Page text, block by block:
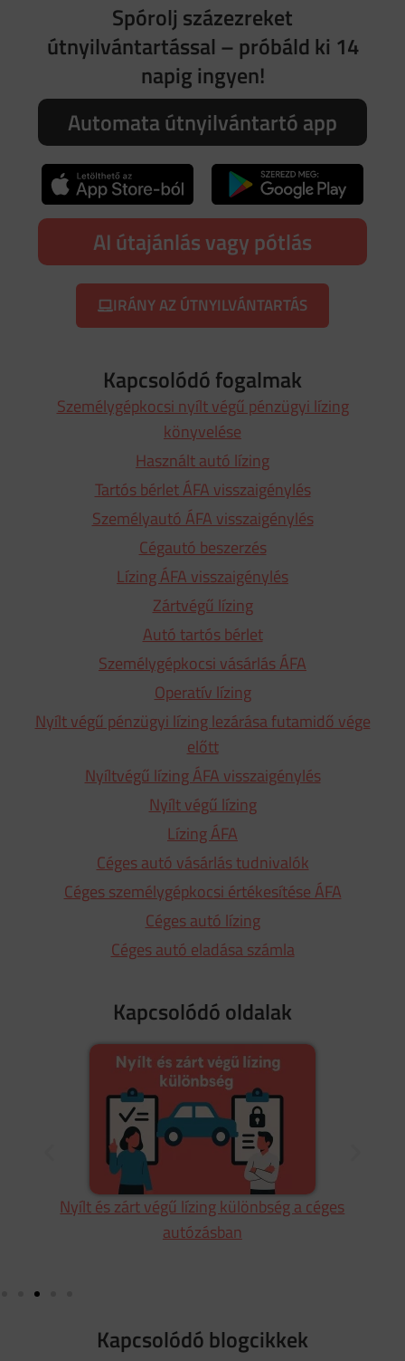
Spórolj százezreket
útnyilvántartással – próbáld ki 14
napig ingyen!
Automata útnyilvántartó app
AI útajánlás vagy pótlás
IRÁNY AZ ÚTNYILVÁNTARTÁS
Kapcsolódó fogalmak
Személygépkocsi nyílt végű pénzügyi lízing
könyvelése
Használt autó lízing
Tartós bérlet ÁFA visszaigénylés
Személyautó ÁFA visszaigénylés
Cégautó beszerzés
Lízing ÁFA visszaigénylés
Zártvégű lízing
Autó tartós bérlet
Személygépkocsi vásárlás ÁFA
Operatív lízing
Nyílt végű pénzügyi lízing lezárása futamidő vége
előtt
Nyíltvégű lízing ÁFA visszaigénylés
Nyílt végű lízing
Lízing ÁFA
Céges autó vásárlás tudnivalók
Céges személygépkocsi értékesítése ÁFA
Céges autó lízing
Céges autó eladása számla
Kapcsolódó oldalak
Nyílt és zárt végű lízing különbség a céges
autózásban
Kapcsolódó blogcikkek